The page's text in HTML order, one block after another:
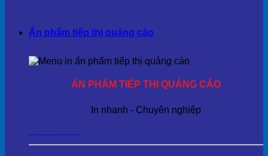
Ấn phẩm tiếp thị quảng cáo
ẤN PHẨM TIẾP THỊ QUẢNG CÁO
In nhanh - Chuyên nghiệp